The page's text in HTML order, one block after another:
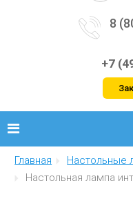
8
+7
Люстры
Главная
Настольные
Настольная лампа